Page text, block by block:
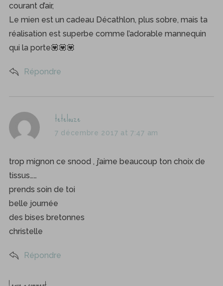
courant d’air,
Le mien est un cadeau Décathlon, plus sobre, mais ta
réalisation est superbe comme l’adorable mannequin
qui la porte💟💟💟
Répondre
s
a
s
tetelouze
7 décembre 2017 at 7:47 am
trop mignon ce snood , j’aime beaucoup ton choix de
tissus……
prends soin de toi
belle journée
des bises bretonnes
christelle
Répondre